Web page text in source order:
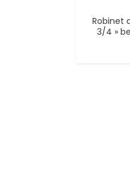
Robinet
3/4 »